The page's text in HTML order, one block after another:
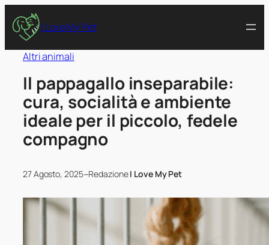
I Love My Pet
Altri animali
Il pappagallo inseparabile:
cura, socialità e ambiente
ideale per il piccolo, fedele
compagno
27 Agosto, 2025–RedazioneI Love My Pet